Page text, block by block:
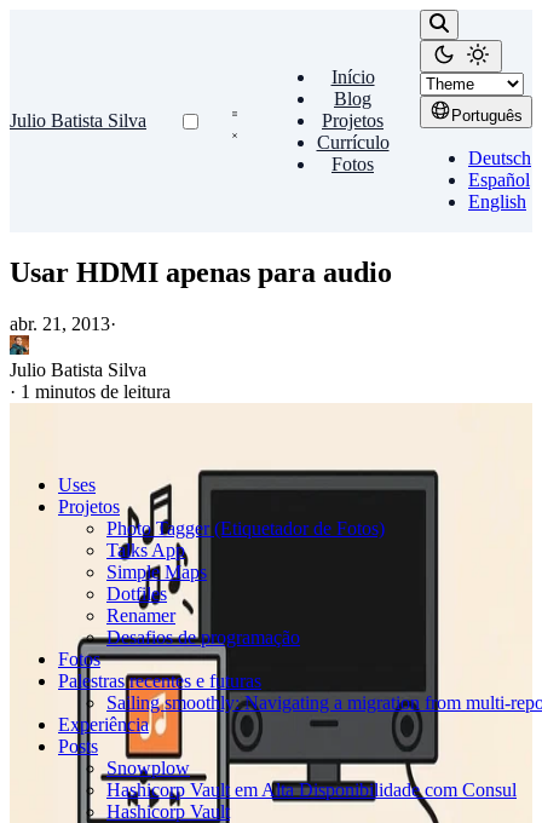
Julio Batista Silva
Início
Blog
Projetos
Currículo
Fotos
Português
Deutsch
Español
English
Uses
Projetos
Photo Tagger (Etiquetador de Fotos)
Talks App
Simple Maps
Dotfiles
Renamer
Desafios de programação
Fotos
Palestras recentes e futuras
Sailing smoothly: Navigating a migration from multi-
Experiência
Posts
Snowplow
Hashicorp Vault em Alta Disponibilidade com Consul
Hashicorp Vault
Usar HDMI apenas para audio
abr. 21, 2013·
Julio Batista Silva
· 1 minutos de leitura